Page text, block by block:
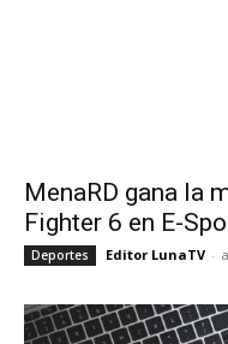
MenaRD gana la
Fighter 6 en E-
Deportes Editor LunaTV -